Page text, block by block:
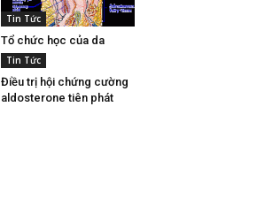
Tin Tức
Tổ chức học của da
Tin Tức
Điều trị hội chứng cường
aldosterone tiên phát